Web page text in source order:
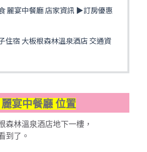
麗宴中餐廳 店家資訊 ▶訂房優惠
住宿 大板根森林溫泉酒店 交通資
宴中餐廳 位置
森林溫泉酒店地下一樓，
到了。